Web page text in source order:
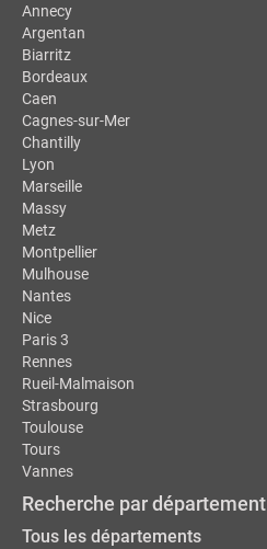
Annecy
Argentan
Biarritz
Bordeaux
Caen
Cagnes-sur-Mer
Chantilly
Lyon
Marseille
Massy
Metz
Montpellier
Mulhouse
Nantes
Nice
Paris 3
Rennes
Rueil-Malmaison
Strasbourg
Toulouse
Tours
Vannes
Recherche par département
Tous les départements